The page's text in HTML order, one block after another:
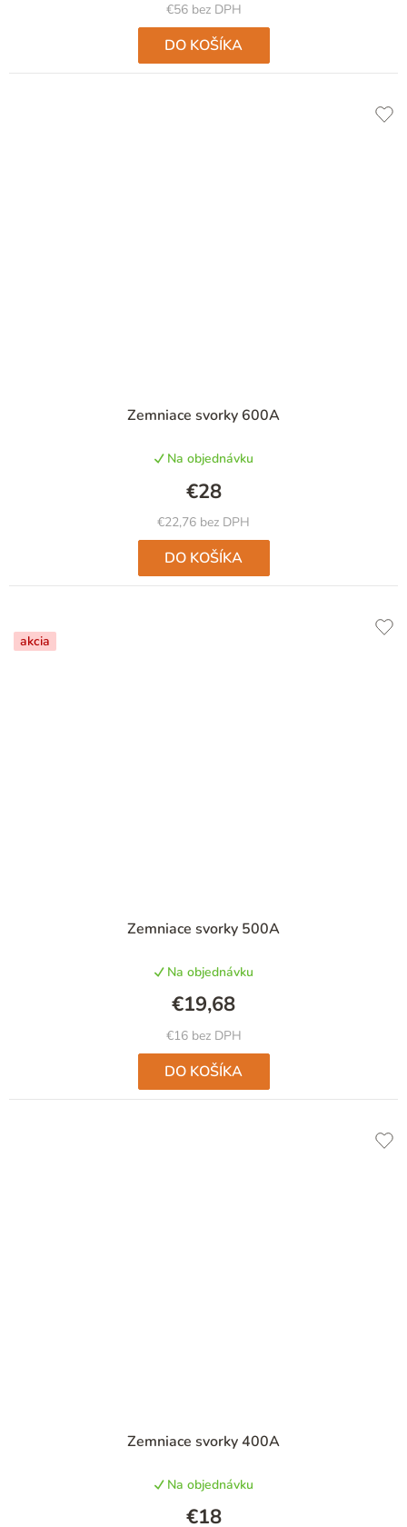
€56 bez DPH
DO KOŠÍKA
Zemniace svorky 600A
Na objednávku
€22,76 bez DPH
€28
DO KOŠÍKA
akcia
Zemniace svorky 500A
Na objednávku
€16 bez DPH
€19,68
DO KOŠÍKA
Zemniace svorky 400A
hodnotenie
je
5,0
Na objednávku
€18